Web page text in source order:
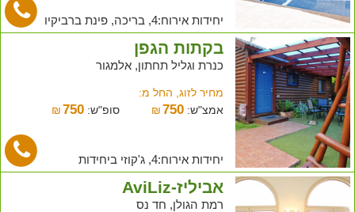
יחידות אירוח:4, בריכה, פינת ברביקיו
בקתות הגפן
כנרת וגליל תחתון, אלמגור
מחיר לזוג, החל מ:
אמצ"ש:
₪750 סופ"ש: ₪ 750
יחידות אירוח:4, ג'קוזי ביחידות
אביליז-AviLiz
רמת הגולן, חד נס